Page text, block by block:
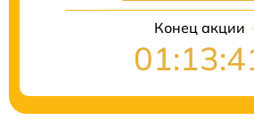
Конец акции